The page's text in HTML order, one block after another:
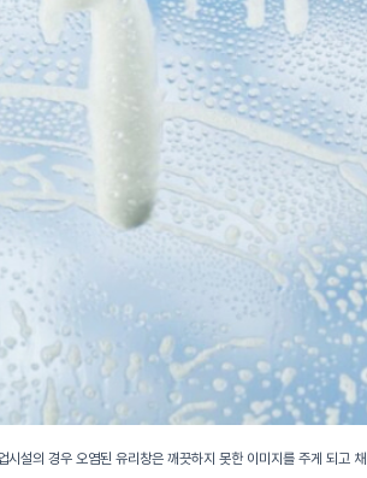
설의 경우 오염된 유리창은 깨끗하지 못한 이미지를 주게 되고